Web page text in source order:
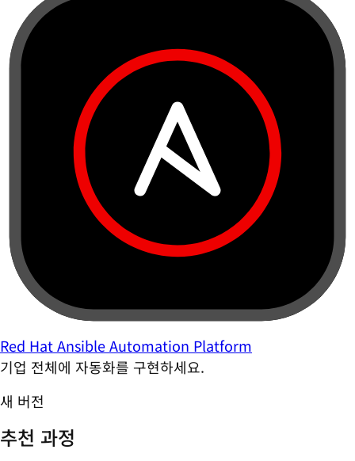
Red Hat Ansible Automation Platform
기업 전체에 자동화를 구현하세요.
새 버전
추천 과정